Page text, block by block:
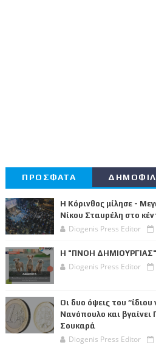
ΠΡΟΣΦΑΤΑ
Η Κόρινθος μίλησε -
Νίκου Σταυρέλη στο
Diogenis Press Editor
Η "ΠΝΟΗ
Diogenis Press Editor
Οι δυο όψεις του
Νανόπουλο και βγαίνει
Σουκαρά
Diogenis Press Editor